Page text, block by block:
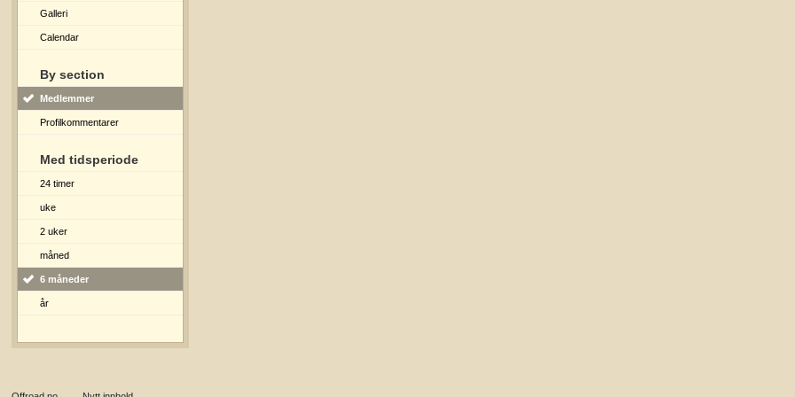
Galleri
Calendar
By section
Medlemmer
Profilkommentarer
Med tidsperiode
24 timer
uke
2 uker
måned
6 måneder
år